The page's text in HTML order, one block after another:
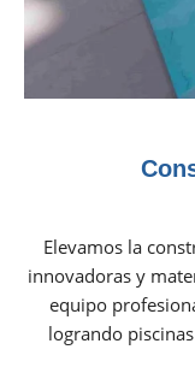
Elevamos la
innovadoras y
equipo
logrando